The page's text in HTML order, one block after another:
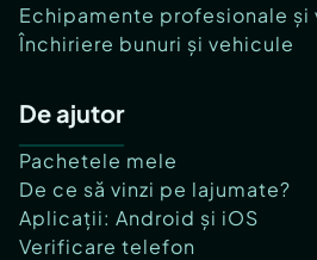
Echipamente profesionale și
Închiriere bunuri și vehicule
De ajutor
Pachetele mele
De ce să vinzi pe lajumate?
Aplicații: Android și iOS
Verificare telefon